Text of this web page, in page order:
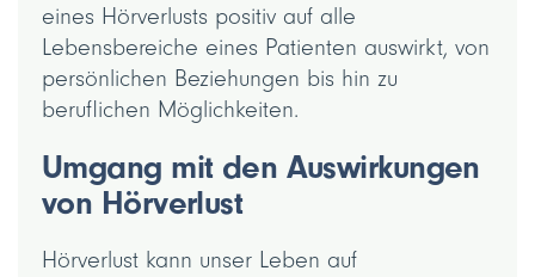
eines Hörverlusts positiv auf alle
Lebensbereiche eines Patienten auswirkt, von
persönlichen Beziehungen bis hin zu
beruflichen Möglichkeiten.
Umgang mit den Auswirkungen
von Hörverlust
Hörverlust kann unser Leben auf